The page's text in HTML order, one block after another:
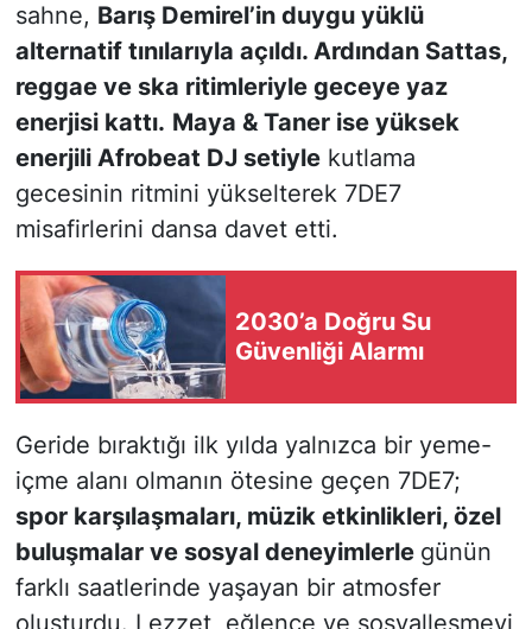
sahne, Barış Demirel’in duygu yüklü
alternatif tınılarıyla açıldı. Ardından Sattas,
reggae ve ska ritimleriyle geceye yaz
enerjisi kattı. Maya & Taner ise yüksek
enerjili Afrobeat DJ setiylekutlama
gecesinin ritmini yükselterek 7DE7
misafirlerini dansa davet etti.
2030’a Doğru Su
Güvenliği Alarmı
Geride bıraktığı ilk yılda yalnızca bir yeme-
içme alanı olmanın ötesine geçen 7DE7;
spor karşılaşmaları, müzik etkinlikleri, özel
buluşmalar ve sosyal deneyimlerle günün
farklı saatlerinde yaşayan bir atmosfer